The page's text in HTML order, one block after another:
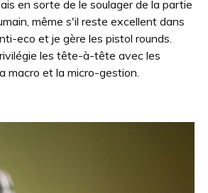
en sorte de le soulager de la partie
même s'il reste excellent dans
eco et je gère les pistol rounds.
les tête-à-tête avec les
macro et la micro-gestion.